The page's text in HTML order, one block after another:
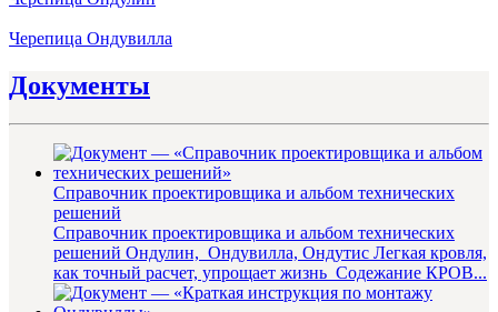
Черепица Ондувилла
Документы
Справочник проектировщика и альбом технических
решений
Справочник проектировщика и альбом технических
решений Ондулин, Ондувилла, Ондутис Легкая кровля,
как точный расчет, упрощает жизнь Содежание КРОВ...